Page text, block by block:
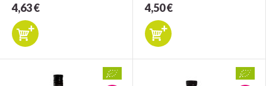
4,63 € 4,50 €